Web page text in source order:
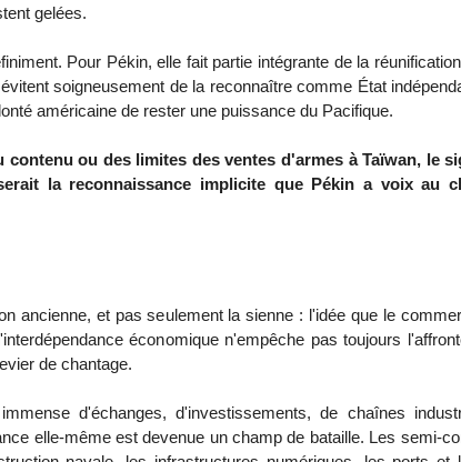
gelées.
Pour Pékin, elle fait partie intégrante de la
soigneusement de la reconnaître comme État
américaine de rester une puissance du Pacifique.
ou des limites des ventes d'armes à Taïwan, le
la reconnaissance implicite que Pékin a voix au
ancienne, et pas seulement la sienne : l'idée que le
économique n'empêche pas toujours
de chantage.
d'échanges, d'investissements, de chaînes
elle-même est devenue un champ de bataille. Les semi-